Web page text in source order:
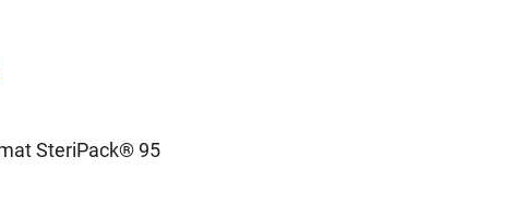
SteriPack® 95